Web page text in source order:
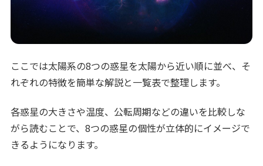
ここでは太陽系の8つの惑星を太陽から近い順に並べ、そ
れぞれの特徴を簡単な解説と一覧表で整理します。
各惑星の大きさや温度、公転周期などの違いを比較しな
がら読むことで、8つの惑星の個性が立体的にイメージで
きるようになります。